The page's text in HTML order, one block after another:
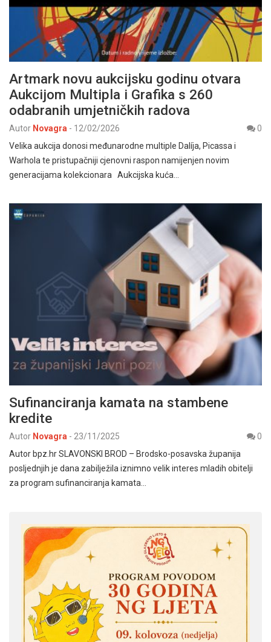
Artmark novu aukcijsku godinu otvara
Aukcijom Multipla i Grafika s 260
odabranih umjetničkih radova
Autor Novagra - 12/02/2026
0
Velika aukcija donosi međunarodne multiple Dalíja, Picassa i
Warhola te pristupačniji cjenovni raspon namijenjen novim
generacijama kolekcionara Aukcijska kuća…
Sufinanciranja kamata na stambene
kredite
Autor Novagra - 23/11/2025
0
Autor bpz.hr SLAVONSKI BROD – Brodsko-posavska županija
posljednjih je dana zabilježila iznimno velik interes mladih obitelji
za program sufinanciranja kamata…